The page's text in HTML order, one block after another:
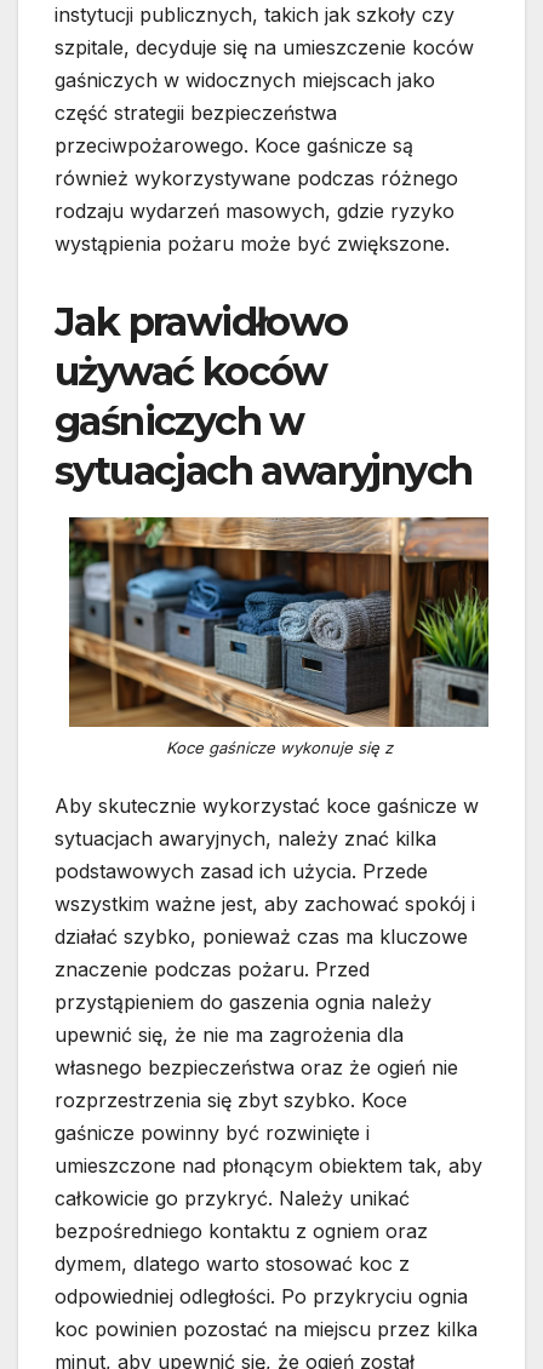
instytucji publicznych, takich jak szkoły czy
szpitale, decyduje się na umieszczenie koców
gaśniczych w widocznych miejscach jako
część strategii bezpieczeństwa
przeciwpożarowego. Koce gaśnicze są
również wykorzystywane podczas różnego
rodzaju wydarzeń masowych, gdzie ryzyko
wystąpienia pożaru może być zwiększone.
Jak prawidłowo
używać koców
gaśniczych w
sytuacjach awaryjnych
Koce gaśnicze wykonuje się z
Aby skutecznie wykorzystać koce gaśnicze w
sytuacjach awaryjnych, należy znać kilka
podstawowych zasad ich użycia. Przede
wszystkim ważne jest, aby zachować spokój i
działać szybko, ponieważ czas ma kluczowe
znaczenie podczas pożaru. Przed
przystąpieniem do gaszenia ognia należy
upewnić się, że nie ma zagrożenia dla
własnego bezpieczeństwa oraz że ogień nie
rozprzestrzenia się zbyt szybko. Koce
gaśnicze powinny być rozwinięte i
umieszczone nad płonącym obiektem tak, aby
całkowicie go przykryć. Należy unikać
bezpośredniego kontaktu z ogniem oraz
dymem, dlatego warto stosować koc z
odpowiedniej odległości. Po przykryciu ognia
koc powinien pozostać na miejscu przez kilka
minut, aby upewnić się, że ogień został